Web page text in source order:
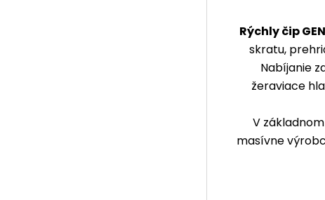
Rýchly čip
skratu,
Nabíjanie
žeraviace
V
masívne